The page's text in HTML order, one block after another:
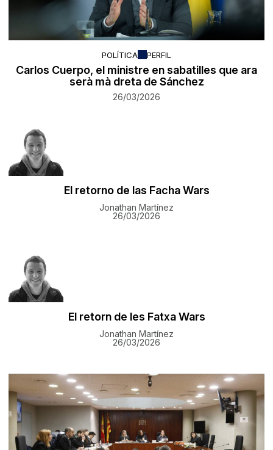
POLÍTICA PERFIL
Carlos Cuerpo, el ministre en sabatilles que ara
serà mà dreta de Sánchez
26/03/2026
El retorno de las Facha Wars
Jonathan Martínez
26/03/2026
El retorn de les Fatxa Wars
Jonathan Martínez
26/03/2026